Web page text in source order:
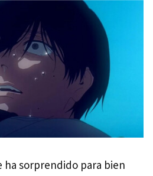
ha sorprendido para bien